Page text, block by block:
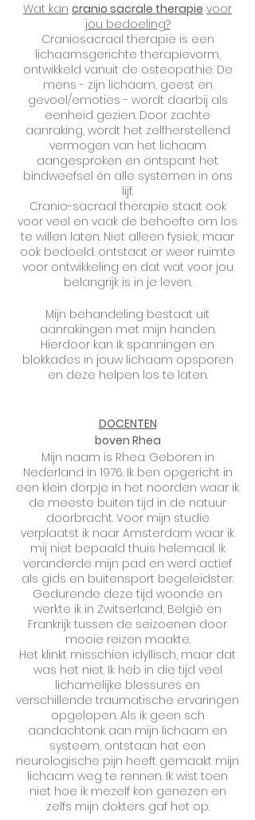
Wat kan cranio sacrale therapie voor
jou bedoeling?
Craniosacraal therapie is een
lichaamsgerichte therapievorm,
ontwikkeld vanuit de osteopathie. De
mens - zijn lichaam, geest en
gevoel/emoties - wordt daarbij als
eenheid gezien. Door zachte
aanraking, wordt het zelfherstellend
vermogen van het lichaam
aangesproken en ontspant het
bindweefsel én alle systemen in ons
lijf.
Cranio-sacraal therapie staat ook
voor veel en vaak de behoefte om los
te willen laten. Niet alleen fysiek, maar
ook bedoeld. ontstaat er weer ruimte
voor ontwikkeling en dat wat voor jou
belangrijk is in je leven.
Mijn behandeling bestaat uit
aanrakingen met mijn handen.
Hierdoor kan ik spanningen en
blokkades in jouw lichaam opsporen
en deze helpen los te laten.
DOCENTEN
boven Rhea
Mijn naam is Rhea. Geboren in
Nederland in 1976. Ik ben opgericht in
een klein dorpje in het noorden waar ik
de meeste buiten tijd in de natuur
doorbracht. Voor mijn studie
verplaatst ik naar Amsterdam waar ik
mij niet bepaald thuis helemaal. Ik
veranderde mijn pad en werd actief
als gids en buitensport begeleidster.
Gedurende deze tijd woonde en
werkte ik in Zwitserland, België en
Frankrijk tussen de seizoenen door
mooie reizen maakte.
Het klinkt misschien idyllisch, maar dat
was het niet. Ik heb in die tijd veel
lichamelijke blessures en
verschillende traumatische ervaringen
opgelopen. Als ik geen sch
aandachtonk aan mijn lichaam en
systeem, ontstaan ​​het een
neurologische pijn heeft gemaakt mijn
lichaam weg te rennen. Ik wist toen
niet hoe ik mezelf kon genezen en
zelfs mijn dokters gaf het op.